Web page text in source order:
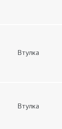
Втулка
Втулка